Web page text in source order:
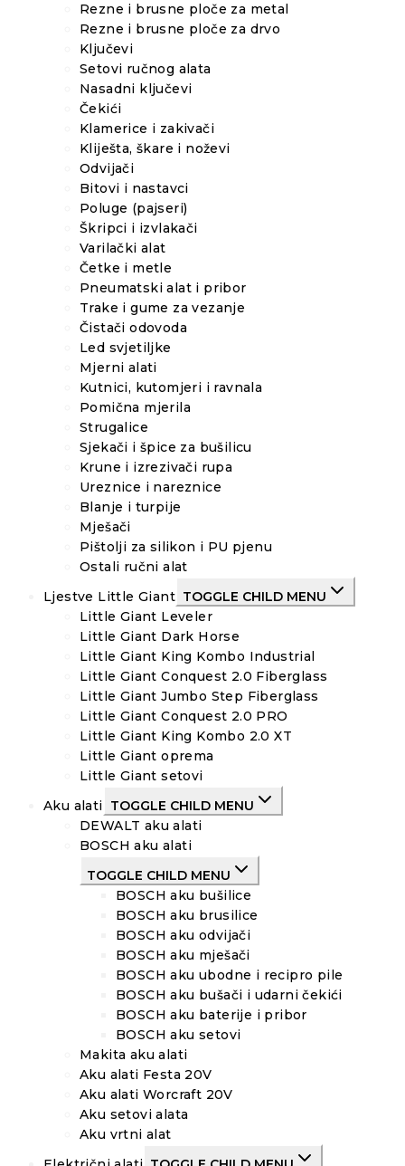
Rezne i brusne ploče za metal
Rezne i brusne ploče za drvo
Ključevi
Setovi ručnog alata
Nasadni ključevi
Čekići
Klamerice i zakivači
Kliješta, škare i noževi
Odvijači
Bitovi i nastavci
Poluge (pajseri)
Škripci i izvlakači
Varilački alat
Četke i metle
Pneumatski alat i pribor
Trake i gume za vezanje
Čistači odovoda
Led svjetiljke
Mjerni alati
Kutnici, kutomjeri i ravnala
Pomična mjerila
Strugalice
Sjekači i špice za bušilicu
Krune i izrezivači rupa
Ureznice i nareznice
Blanje i turpije
Mješači
Pištolji za silikon i PU pjenu
Ostali ručni alat
Ljestve Little Giant TOGGLE CHILD MENU
Little Giant Leveler
Little Giant Dark Horse
Little Giant King Kombo Industrial
Little Giant Conquest 2.0 Fiberglass
Little Giant Jumbo Step Fiberglass
Little Giant Conquest 2.0 PRO
Little Giant King Kombo 2.0 XT
Little Giant oprema
Little Giant setovi
Aku alati TOGGLE CHILD MENU
DEWALT aku alati
BOSCH aku alati
TOGGLE CHILD MENU
BOSCH aku bušilice
BOSCH aku brusilice
BOSCH aku odvijači
BOSCH aku mješači
BOSCH aku ubodne i recipro pile
BOSCH aku bušači i udarni čekići
BOSCH aku baterije i pribor
BOSCH aku setovi
Makita aku alati
Aku alati Festa 20V
Aku alati Worcraft 20V
Aku setovi alata
Aku vrtni alat